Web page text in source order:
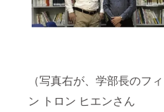
（写真右が、学部長のフィ
ン トロン ヒエンさん